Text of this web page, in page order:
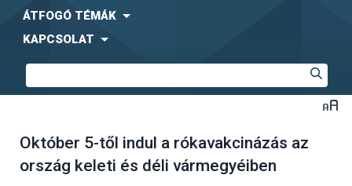
ÁTFOGÓ TÉMÁK
KAPCSOLAT
Október 5-től indul a rókavakcinázás az
ország keleti és déli vármegyéiben